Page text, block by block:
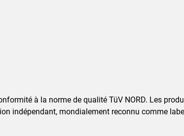
à la norme de qualité TüV NORD. Les
indépendant, mondialement reconnu comme